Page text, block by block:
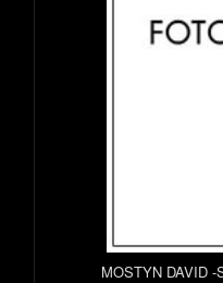
MOSTYN DAVID